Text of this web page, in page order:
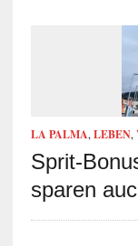
LA PALMA,LEBEN,
Sprit-
sparen